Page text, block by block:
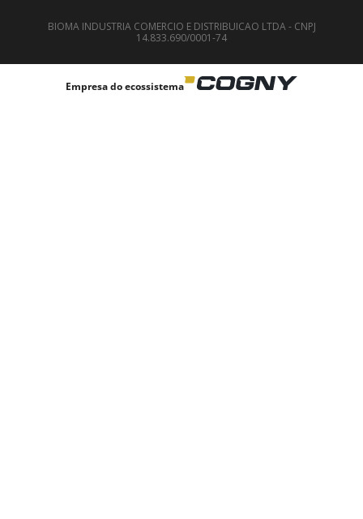
BIOMA INDUSTRIA COMERCIO E DISTRIBUICAO LTDA - CNPJ
14.833.690/0001-74
Empresa do ecossistema